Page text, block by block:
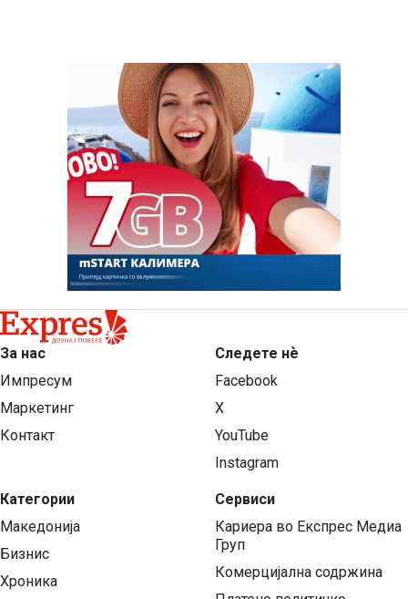
За нас
Импресум
Маркетинг
Контакт
Категории
Македонија
Бизнис
Хроника
Следете нѐ
Facebook
X
YouTube
Instagram
Сервиси
Кариера во Експрес Медиа
Груп
Комерцијална содржина